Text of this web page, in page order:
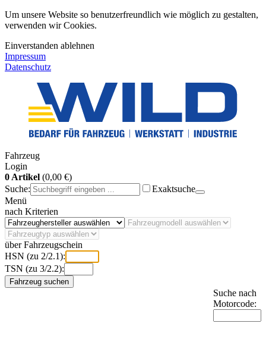
Um unsere Website so benutzerfreundlich wie möglich zu gestalten,
verwenden wir Cookies.
Einverstanden ablehnen
Impressum
Datenschutz
Fahrzeug
Login
0 Artikel (0,00 €)
Suche:
Exaktsuche
Menü
nach Kriterien
über Fahrzeugschein
HSN (zu 2/2.1):
TSN (zu 3/2.2):
Fahrzeug suchen
Suche nach
Motorcode: